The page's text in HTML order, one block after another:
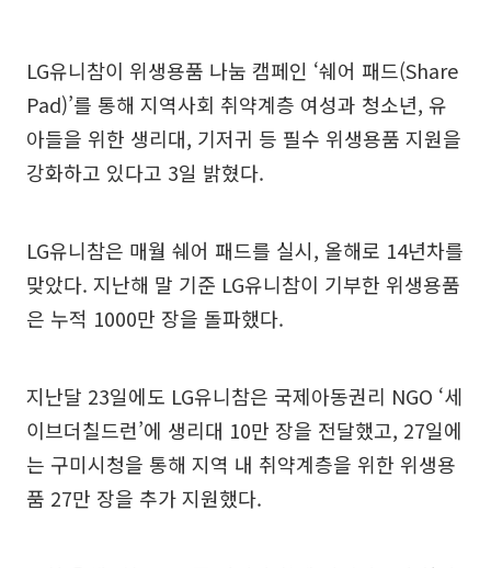
LG유니참이 위생용품 나눔 캠페인 ‘쉐어 패드(Share
Pad)’를 통해 지역사회 취약계층 여성과 청소년, 유
아들을 위한 생리대, 기저귀 등 필수 위생용품 지원을
강화하고 있다고 3일 밝혔다.
LG유니참은 매월 쉐어 패드를 실시, 올해로 14년차를
맞았다. 지난해 말 기준 LG유니참이 기부한 위생용품
은 누적 1000만 장을 돌파했다.
지난달 23일에도 LG유니참은 국제아동권리 NGO ‘세
이브더칠드런’에 생리대 10만 장을 전달했고, 27일에
는 구미시청을 통해 지역 내 취약계층을 위한 위생용
품 27만 장을 추가 지원했다.